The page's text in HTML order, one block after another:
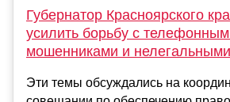
Губернатор Красноярского
усилить борьбу с
мошенниками и
Эти темы обсуждались на